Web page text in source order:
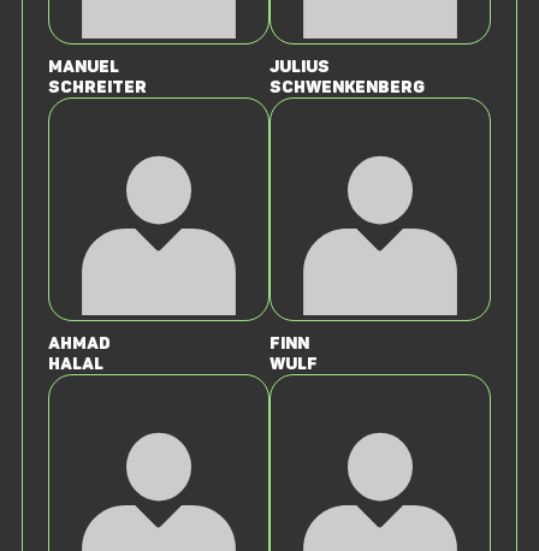
Manuel
Schreiter
Julius
Schwenkenberg
Ahmad
Halal
Finn
Wulf